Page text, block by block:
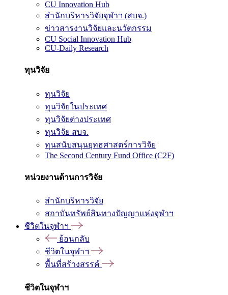
CU Innovation Hub
สำนักบริหารวิจัยจุฬาฯ (สบจ.)
ข่าวสารงานวิจัยและนวัตกรรม
CU Social Innovation Hub
CU-Daily Research
ทุนวิจัย
ทุนวิจัย
ทุนวิจัยในประเทศ
ทุนวิจัยต่างประเทศ
ทุนวิจัย สบจ.
ทุนสนับสนุนยุทธศาสตร์การวิจัย
The Second Century Fund Office (C2F)
หน่วยงานด้านการวิจัย
สำนักบริหารวิจัย
สถาบันทรัพย์สินทางปัญญาแห่งจุฬาฯ
ชีวิตในจุฬาฯ
ย้อนกลับ
ชีวิตในจุฬาฯ
พื้นที่สร้างสรรค์
ชีวิตในจุฬาฯ